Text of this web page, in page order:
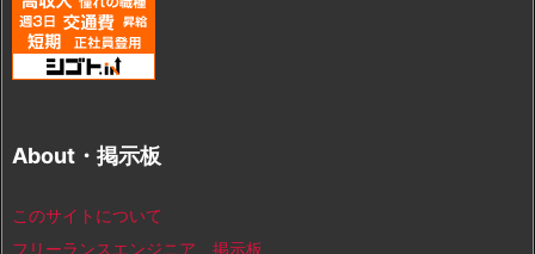
About・掲示板
このサイトについて
フリーランスエンジニア 掲示板